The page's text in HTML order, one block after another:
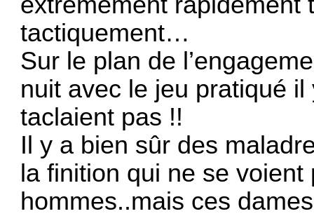
tactiquement…
Sur le plan de
nuit avec le jeu pratiqué
taclaient pas !!
Il y a bien sûr des
la finition qui ne se
hommes..mais ces